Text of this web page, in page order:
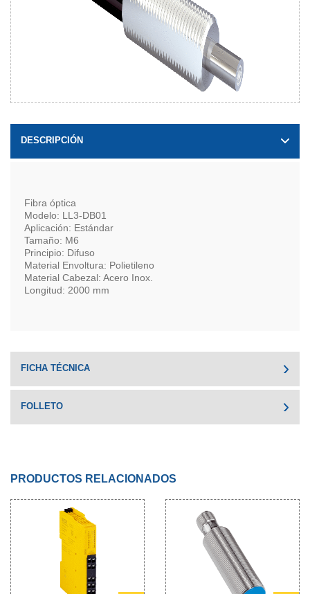
DESCRIPCIÓN
Fibra óptica
Modelo: LL3-DB01
Aplicación: Estándar
Tamaño: M6
Principio: Difuso
Material Envoltura: Polietileno
Material Cabezal: Acero Inox.
Longitud: 2000 mm
FICHA TÉCNICA
FOLLETO
PRODUCTOS RELACIONADOS